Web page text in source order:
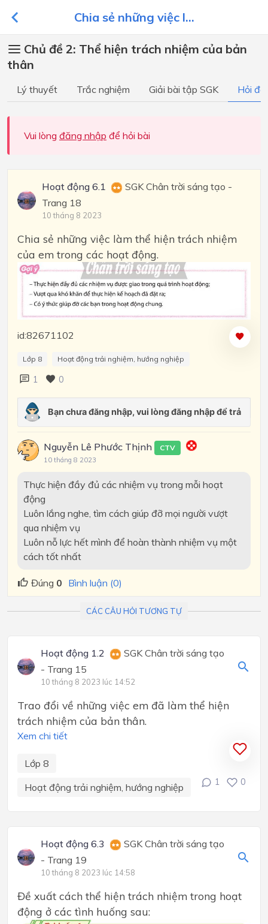
Chia sẻ những việc l...
Chủ đề 2: Thể hiện trách nhiệm của bản
thân
Lý thuyết Trắc nghiệm Giải bài tập SGK Hỏi
Vui lòng đăng nhập để hỏi bài
Hoạt động 6.1
SGK Chân trời sáng tạo -
Trang 18
10 tháng 8 2023
Chia sẻ những việc làm thể hiện trách nhiệm
của em trong các hoạt động.
id:82671102
Lớp 8 Hoạt động trải nghiệm, hướng nghiệp
1 0
Nguyễn Lê Phước Thịnh CTV
10 tháng 8 2023
Thực hiện đầy đủ các nhiệm vụ trong mỗi hoạt
động
Luôn lắng nghe, tìm cách giúp đỡ mọi người vượt
qua nhiệm vụ
Luôn nỗ lực hết mình để hoàn thành nhiệm vụ một
cách tốt nhất
Đúng 0 Bình luận (0)
CÁC CÂU HỎI TƯƠNG TỰ
Hoạt động 1.2
SGK Chân trời sáng tạo
- Trang 15
10 tháng 8 2023 lúc 14:52
Trao đổi về những việc em đã làm thể hiện
trách nhiệm của bản thân.
Xem chi tiết
Lớp 8
Hoạt động trải nghiệm, hướng nghiệp
1 0
Hoạt động 6.3
SGK Chân trời sáng tạo
- Trang 19
10 tháng 8 2023 lúc 14:58
Đề xuất cách thể hiện trách nhiệm trong hoạt
động ở các tình huống sau: